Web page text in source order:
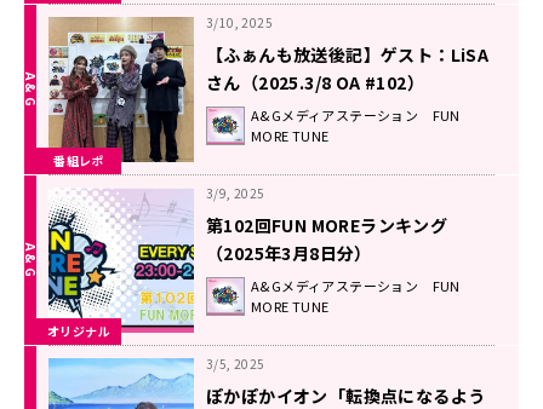
番組レポ
3/10, 2025
【ふぁんも放送後記】ゲスト：LiSA
さん（2025.3/8 OA #102）
A&Gメディアステーション FUN
MORE TUNE
オリジナル
3/9, 2025
第102回FUN MOREランキング
（2025年3月8日分）
A&Gメディアステーション FUN
MORE TUNE
3/5, 2025
ぽかぽかイオン「転換点になるよう